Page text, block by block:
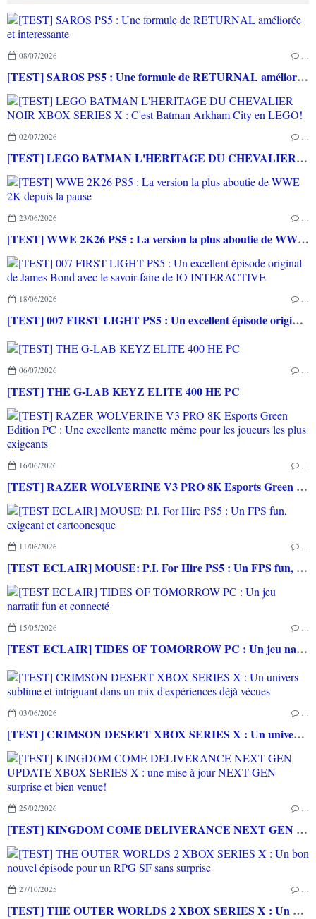
08/07/2026 …
[TEST] SAROS PS5 : Une formule de RETURNAL améliorée et interessante
02/07/2026 …
[TEST] LEGO BATMAN L'HERITAGE DU CHEVALIER NOIR XBOX SERIES X : C'est Batman Arkham City en LEGO!
23/06/2026 …
[TEST] WWE 2K26 PS5 : La version la plus aboutie de WWE 2K depuis la pause
18/06/2026 …
[TEST] 007 FIRST LIGHT PS5 : Un excellent épisode original de James Bond avec le savoir-faire de IO INTERACTIVE
06/07/2026 …
[TEST] THE G-LAB KEYZ ELITE 400 HE PC
16/06/2026 …
[TEST] RAZER WOLVERINE V3 PRO 8K Esports Green Edition PC : Une excellente manette même pour les joueurs les plus exigeants
11/06/2026 …
[TEST ECLAIR] MOUSE: P.I. For Hire PS5 : Un FPS fun, exigeant et cartoonesque
15/05/2026 …
[TEST ECLAIR] TIDES OF TOMORROW PC : Un jeu narratif fun et connecté
03/06/2026 …
[TEST] CRIMSON DESERT XBOX SERIES X : Un univers sublime et intriguant dans un mix d'expériences déjà vécues
25/02/2026 …
[TEST] KINGDOM COME DELIVERANCE NEXT GEN UPDATE XBOX SERIES X : une mise à jour NEXT-GEN surprise et bien venue!
27/10/2025 …
[TEST] THE OUTER WORLDS 2 XBOX SERIES X : Un bon nouvel épisode pour un RPG SF sans surprise